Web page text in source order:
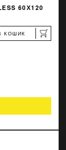
60Х120
КОШИК